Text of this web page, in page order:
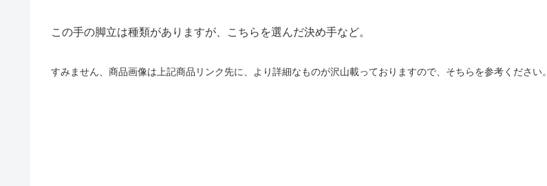
この手の脚立は種類がありますが、こちらを選んだ決め手など。
すみません、商品画像は上記商品リンク先に より詳細なものが沢山載っておりますので、そちらを参考ください。